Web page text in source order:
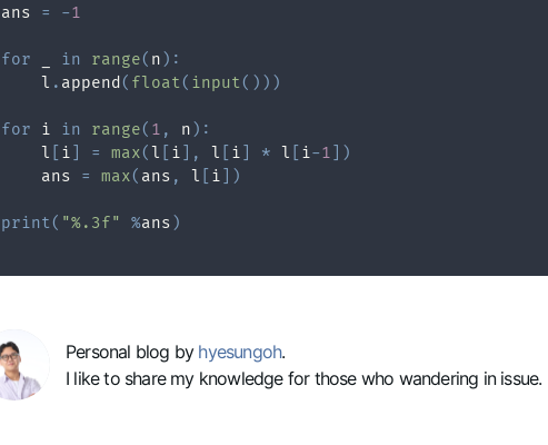
ans = -1
for in range( n ) :
    l
. append ( float( input( ) ) )
for i in range( 1 , n ) :
    l
i = max(l i , l i * l i-1
)
    ans
= max( ans , l i )
print( "%.3f" %ans )
Personal blog by hyesungoh.
I like to share my knowledge for those who wandering in issue.